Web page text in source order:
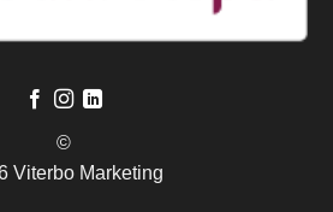
©
Viterbo Marketing